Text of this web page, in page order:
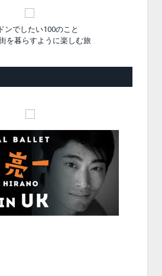
ンでしたい100のこと
を暮らすように楽しむ旅